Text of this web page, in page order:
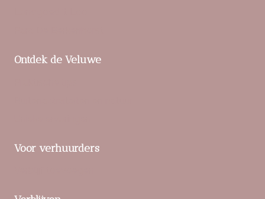
Ontdek de Veluwe
Voor verhuurders